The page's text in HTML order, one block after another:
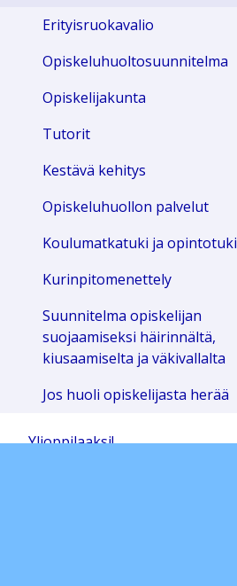
Erityisruokavalio
Opiskeluhuoltosuunnitelma
Opiskelijakunta
Tutorit
Kestävä kehitys
Opiskeluhuollon palvelut
Koulumatkatuki ja opintotuki
Kurinpitomenettely
Suunnitelma opiskelijan
suojaamiseksi häirinnältä,
kiusaamiselta ja väkivallalta
Jos huoli opiskelijasta herää
Ylioppilaaksi!